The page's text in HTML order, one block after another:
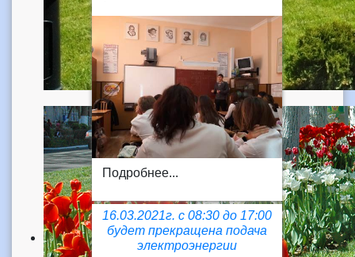
Подробнее...
16.03.2021г. с 08:30 до 17:00
будет прекращена подача
электроэнергии